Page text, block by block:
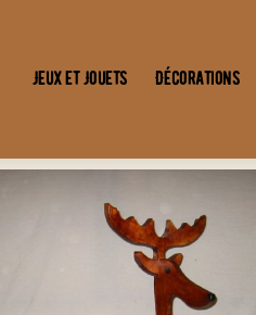
Jeux et Jouets Décorations